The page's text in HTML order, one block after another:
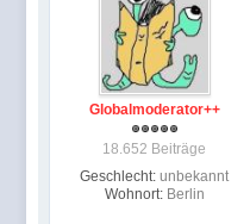
Globalmoderator++
18.652 Beiträge
Geschlecht: unbekannt
Wohnort: Berlin